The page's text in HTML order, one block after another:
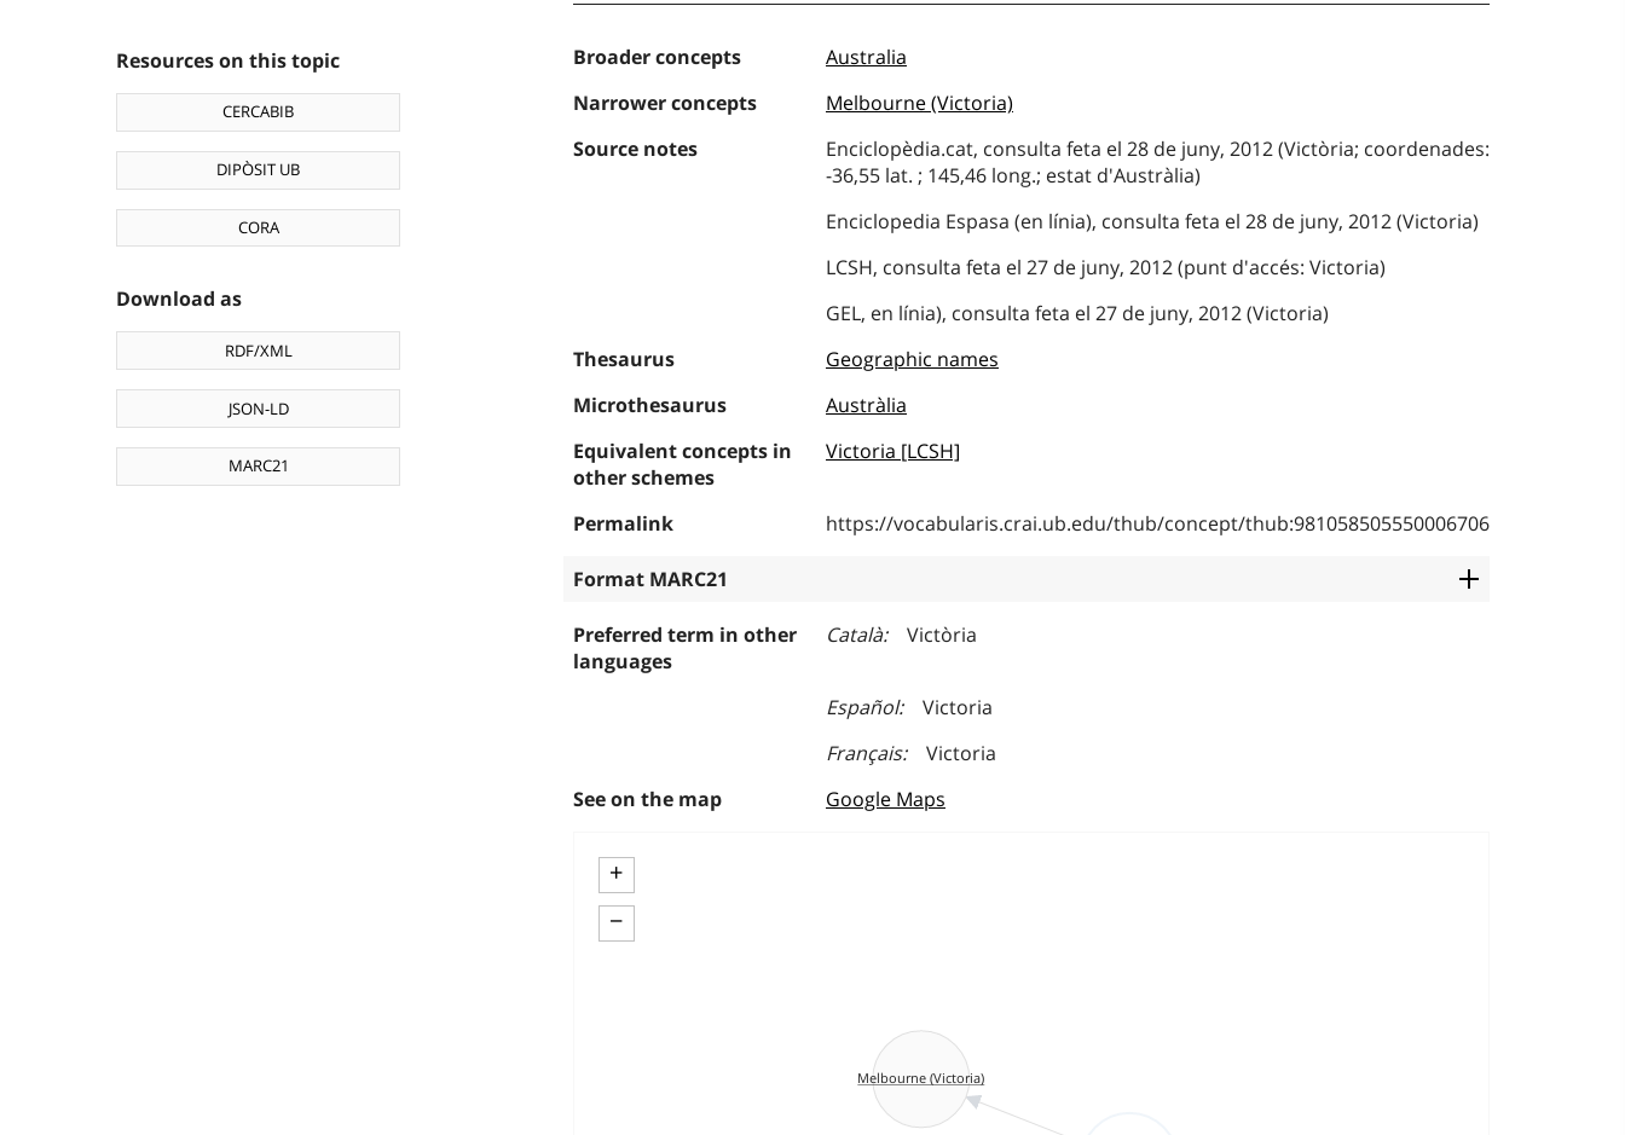
Resources on this topic
CERCABIB
DIPÒSIT UB
CORA
Download as
RDF/XML
JSON-LD
MARC21
Broader concepts
Australia
Narrower concepts
Melbourne (Victoria)
Source notes
Enciclopèdia.cat, consulta feta el 28 de juny, 2012 (Victòria; coordenades:
-36,55 lat. ; 145,46 long.; estat d'Austràlia)
Enciclopedia Espasa (en línia), consulta feta el 28 de juny, 2012 (Victoria)
LCSH, consulta feta el 27 de juny, 2012 (punt d'accés: Victoria)
GEL, en línia), consulta feta el 27 de juny, 2012 (Victoria)
Thesaurus
Geographic names
Microthesaurus
Austràlia
Equivalent concepts in
other schemes
Victoria [LCSH]
Permalink https://vocabularis.crai.ub.edu/thub/concept/thub:981058505550006706
Format MARC21
Preferred term in other
languages
Català Victòria
Español
Victoria
Français
Victoria
See on the map
Google Maps
+
−
Melbourne (Victoria)